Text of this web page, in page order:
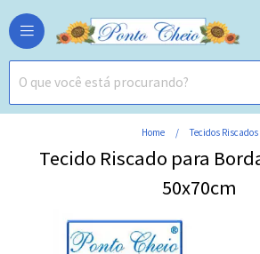
Home Tecidos Riscados
Tecido Riscado para
50x70cm